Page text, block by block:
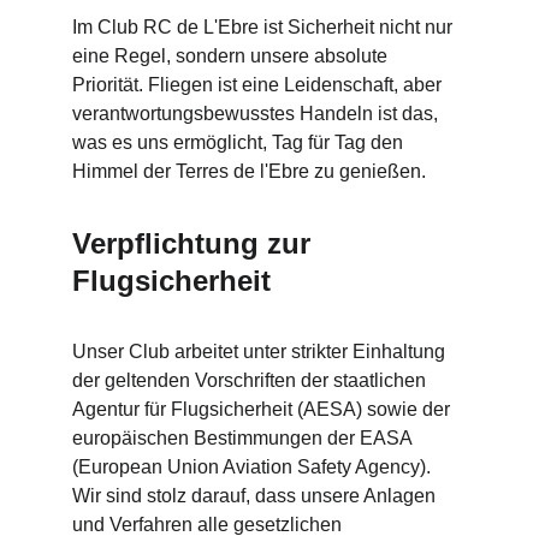
Im Club RC de L'Ebre ist Sicherheit nicht nur
eine Regel, sondern unsere absolute
Priorität. Fliegen ist eine Leidenschaft, aber
verantwortungsbewusstes Handeln ist das,
was es uns ermöglicht, Tag für Tag den
Himmel der Terres de l'Ebre zu genießen.
Verpflichtung zur
Flugsicherheit
Unser Club arbeitet unter strikter Einhaltung
der geltenden Vorschriften der staatlichen
Agentur für Flugsicherheit (AESA) sowie der
europäischen Bestimmungen der EASA
(European Union Aviation Safety Agency).
Wir sind stolz darauf, dass unsere Anlagen
und Verfahren alle gesetzlichen